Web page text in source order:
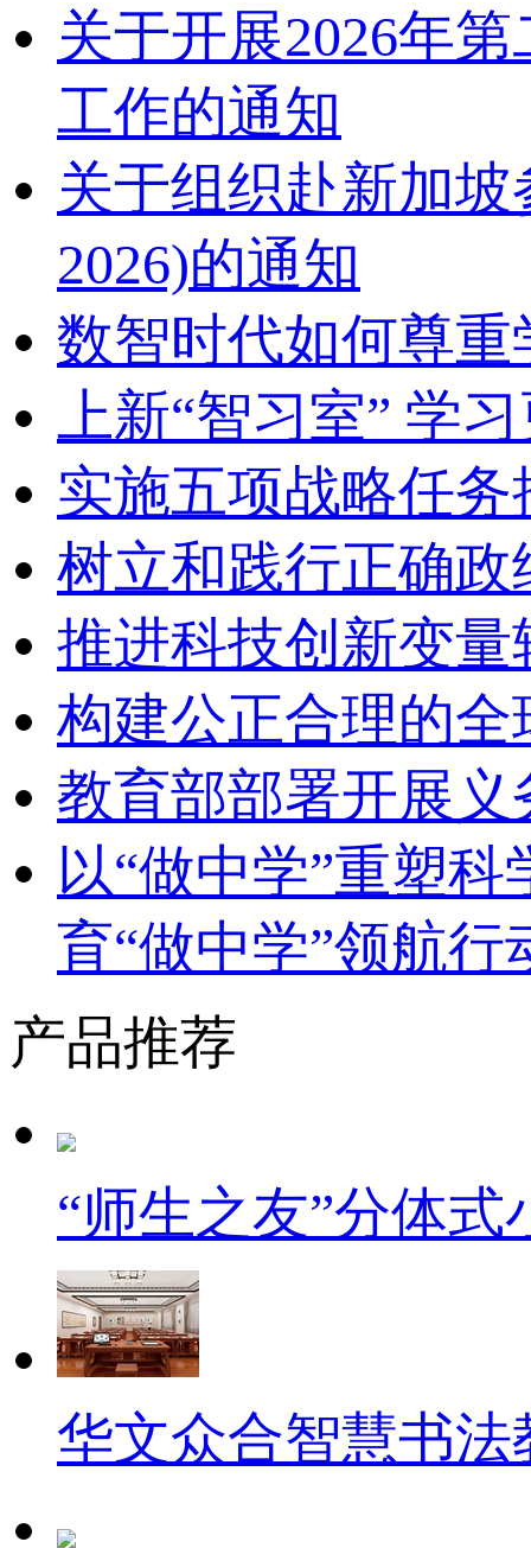
关于开展2026年
工作的通知
关于组织赴新加坡
2026)的通知
数智时代如何尊重
上新“智习室” 学
实施五项战略任
树立和践行正确
推进科技创新变
构建公正合理的
教育部部署开展义
以“做中学”重塑
育“做中学”领航行
产品推荐
“师生之友”分体
华文众合智慧书法